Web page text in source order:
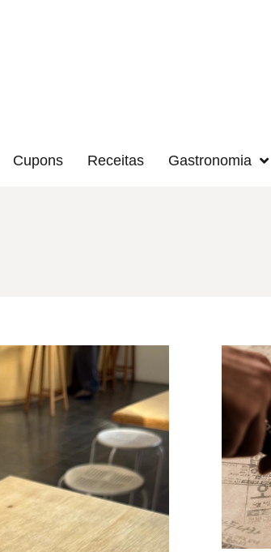
Cupons Receitas Gastronomia